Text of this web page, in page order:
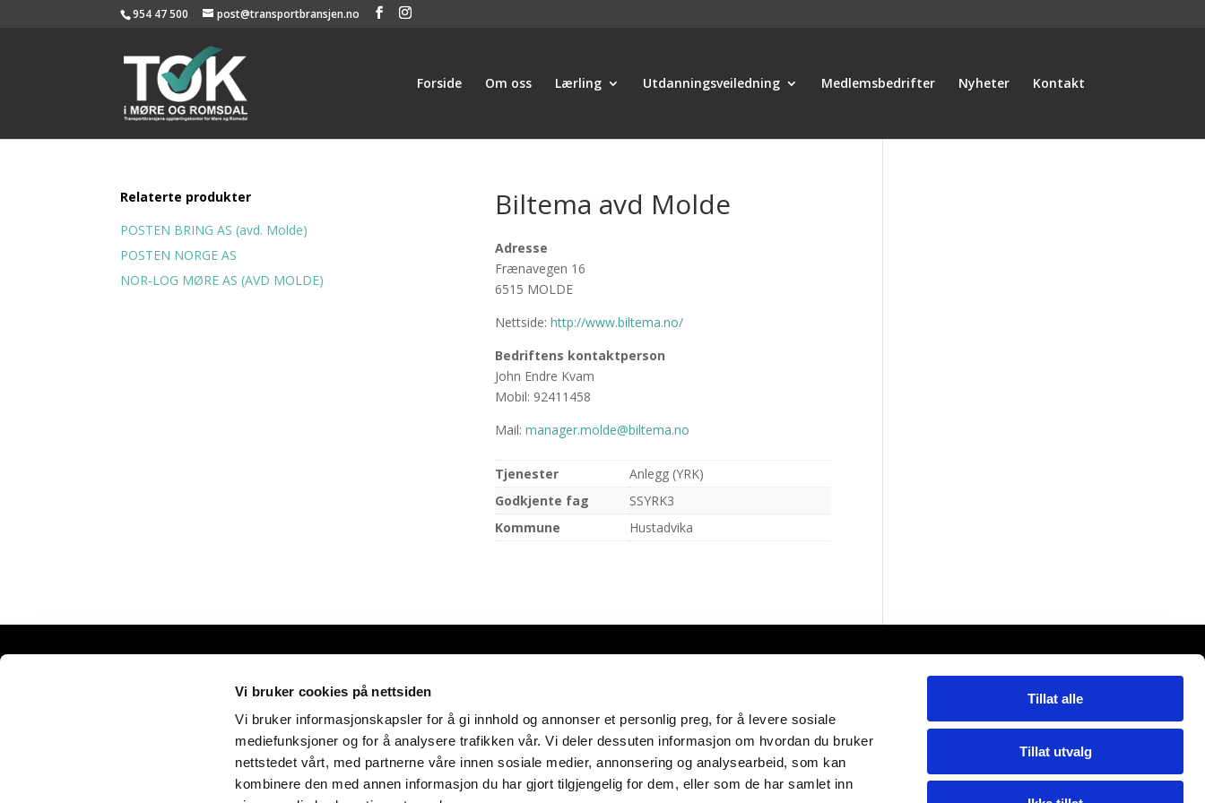
Vi bruker cookies på nettsiden
Vi bruker informasjonskapsler for å gi innhold og annonser et personlig preg, for å levere sosiale
mediefunksjoner og for å analysere trafikken vår. Vi deler dessuten informasjon om hvordan du bruker
nettstedet vårt, med partnerne våre innen sosiale medier, annonsering og analysearbeid, som kan
kombinere den med annen informasjon du har gjort tilgjengelig for dem, eller som de har samlet inn
Tillat alle
Tillat utvalg
954 47 500 post@transportbransjen.no
Forside Om oss Lærling Utdanningsveiledning Medlemsbedrifter Nyheter Kontakt
Relaterte produkter
POSTEN BRING AS (avd. Molde)
POSTEN NORGE AS
NOR-LOG MØRE AS (AVD MOLDE)
Biltema avd Molde
Adresse
Frænavegen 16
6515 MOLDE
Nettside: http://www.biltema.no/
Bedriftens kontaktperson
John Endre Kvam
Mobil: 92411458
Mail: manager.molde@biltema.no
Tjenester
Anlegg (YRK)
Godkjente fag
SSYRK3
Kommune
Hustadvika
© Copyright Transportbransjens opplæringskontor for Møre og Romsdal SA
Cookies-erklæring
Laget av BK onCode